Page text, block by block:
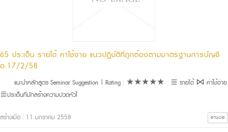
65 ประเด็น รายได้ ค่าใช้จ่าย แนวปฏิบัติที่ถูกต้องตามมาตรฐานการบัญชี
อ.17/2/58
แนะนำหลักสูตร Seminar Suggestion | Rating : ★★★★★ ≣ รายได้ ⋈ ค่าใช้จ่าย
≣ประเด็นที่มักสร้างความปวดหัวใ
สร้างเมื่อ : 11 มกราคม 2558 อ่านต่อ